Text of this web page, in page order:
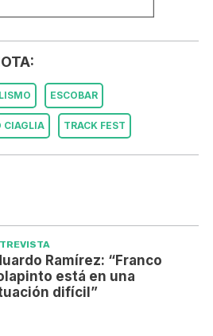
ESCOBAR
CIAGLIA TRACK FEST
Ramírez: “Franco
está en una
difícil”